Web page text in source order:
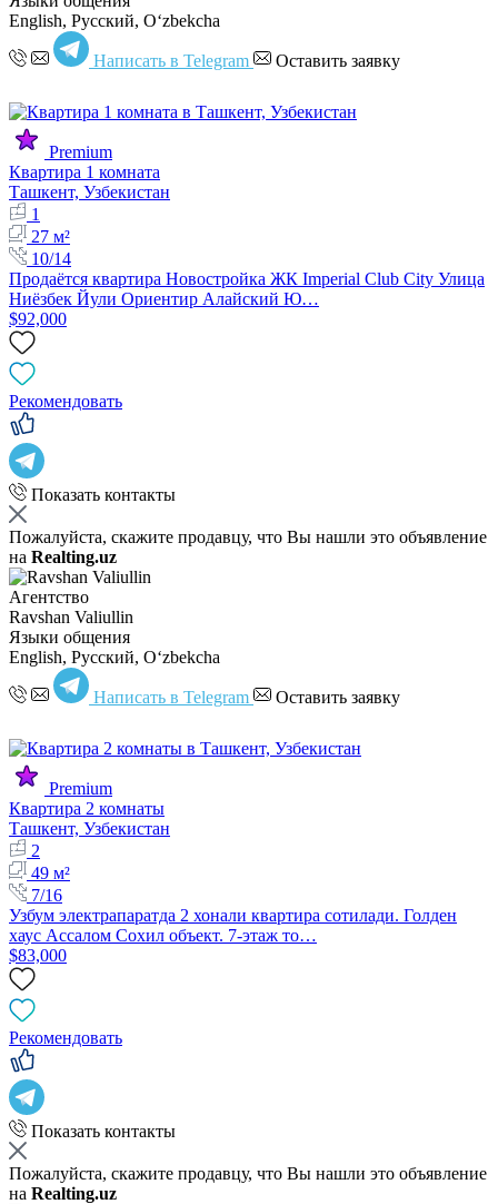
English, Русский, Oʻzbekcha
Написать в Telegram Оставить заявку
Premium
Квартира 1 комната
Ташкент, Узбекистан
1
27 м²
10/14
Продаётся квартира Новостройка ЖК Imperial Club City Улица
Ниёзбек Йули Ориентир Алайский Ю…
$92,000
Рекомендовать
Показать контакты
Пожалуйста, скажите продавцу, что Вы нашли это объявление
на Realting.uz
Агентство
Ravshan Valiullin
Языки общения
English, Русский, Oʻzbekcha
Написать в Telegram Оставить заявку
Premium
Квартира 2 комнаты
Ташкент, Узбекистан
2
49 м²
7/16
Узбум электрапаратда 2 хонали квартира сотилади. Голден
хаус Ассалом Сохил объект. 7-этаж то…
$83,000
Рекомендовать
Показать контакты
Пожалуйста, скажите продавцу, что Вы нашли это объявление
на Realting.uz